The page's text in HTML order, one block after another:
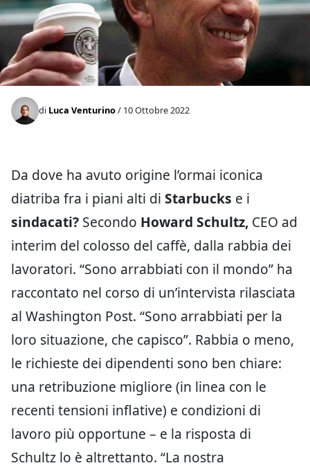
di Luca Venturino/ 10 Ottobre 2022
Da dove ha avuto origine l’ormai iconica
diatriba fra i piani alti di Starbucks e i
sindacati? Secondo Howard Schultz, CEO ad
interim del colosso del caffè, dalla rabbia dei
lavoratori. “Sono arrabbiati con il mondo” ha
raccontato nel corso di un’intervista rilasciata
al Washington Post. “Sono arrabbiati per la
loro situazione, che capisco”. Rabbia o meno,
le richieste dei dipendenti sono ben chiare:
una retribuzione migliore (in linea con le
recenti tensioni inflative) e condizioni di
lavoro più opportune – e la risposta di
Schultz lo è altrettanto. “La nostra